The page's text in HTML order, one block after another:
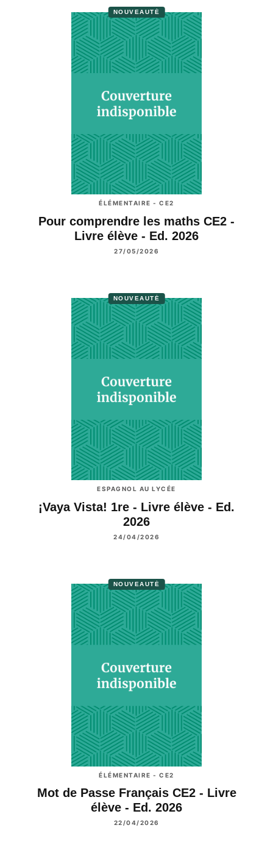
NOUVEAUTÉ
ÉLÉMENTAIRE - CE2
Pour comprendre les maths CE2 -
Livre élève - Ed. 2026
27/05/2026
NOUVEAUTÉ
ESPAGNOL AU LYCÉE
¡Vaya Vista! 1re - Livre élève - Ed.
2026
24/04/2026
NOUVEAUTÉ
ÉLÉMENTAIRE - CE2
Mot de Passe Français CE2 - Livre
élève - Ed. 2026
22/04/2026